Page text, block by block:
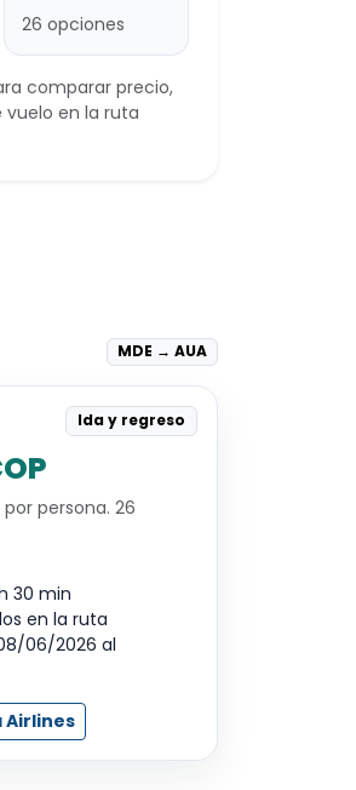
26 opciones
comparar precio,
vuelo en la ruta
MDE → AUA
Ida y regreso
persona. 26
30 min
en la ruta
06/2026 al
Airlines